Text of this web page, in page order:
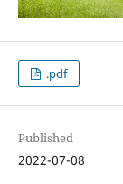
.pdf
Published
2022-07-08